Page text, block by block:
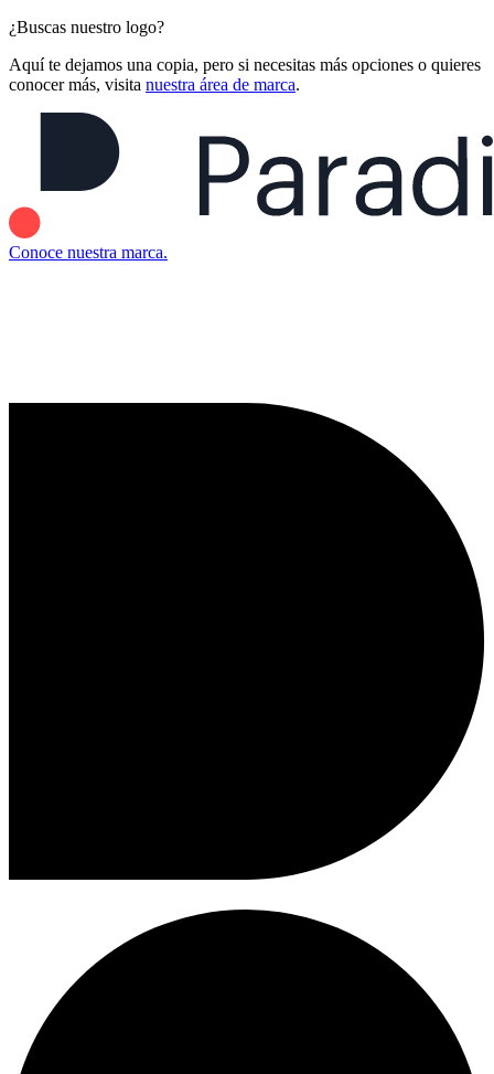
¿Buscas nuestro logo?
Aquí te dejamos una copia, pero si necesitas más opciones o quieres
conocer más, visita nuestra área de marca.
Conoce nuestra marca.